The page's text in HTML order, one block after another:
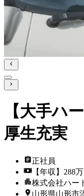
【大手ハ
厚生充実
正社員
【年収】288
株式会社ハー
山形県山形市